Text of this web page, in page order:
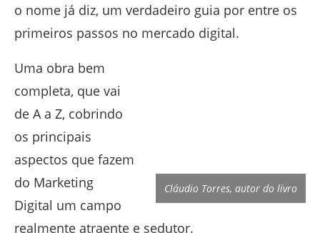
o nome já diz, um verdadeiro guia por entre os
primeiros passos no mercado digital.
Cláudio Torres, autor do livro
Uma obra bem
completa, que vai
de A a Z, cobrindo
os principais
aspectos que fazem
do Marketing
Digital um campo
realmente atraente e sedutor.